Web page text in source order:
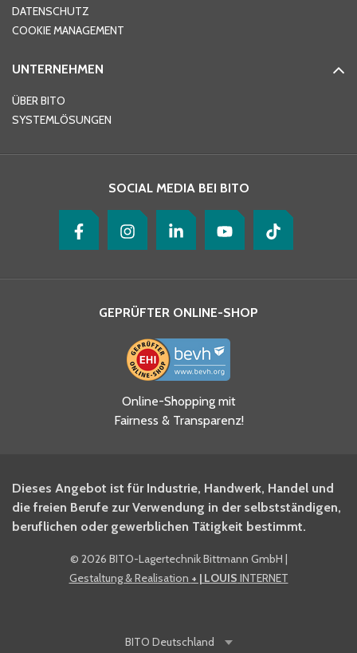
Telefon
Ja, ich habe die
Datenschutzhinweise gelesen
und akzeptiere diese.
BITO Newsletter Fachwissen
Intralogistiker anmelden.
Ja, ich möchte mich für den
BITO Shop-Newsletter
DATENSCHUTZ
COOKIE MANAGEMENT
UNTERNEHMEN
ÜBER BITO
SYSTEMLÖSUNGEN
SOCIAL MEDIA BEI BITO
GEPRÜFTER ONLINE-SHOP
Online-Shopping mit
Fairness & Transparenz!
Dieses Angebot ist für Industrie, Handwerk, Handel und
die freien Berufe zur Verwendung in der selbstständigen,
beruflichen oder gewerblichen Tätigkeit bestimmt.
© 2026 BITO-Lagertechnik Bittmann GmbH |
Gestaltung & Realisation + | LOUIS INTERNET
BITO Deutschland